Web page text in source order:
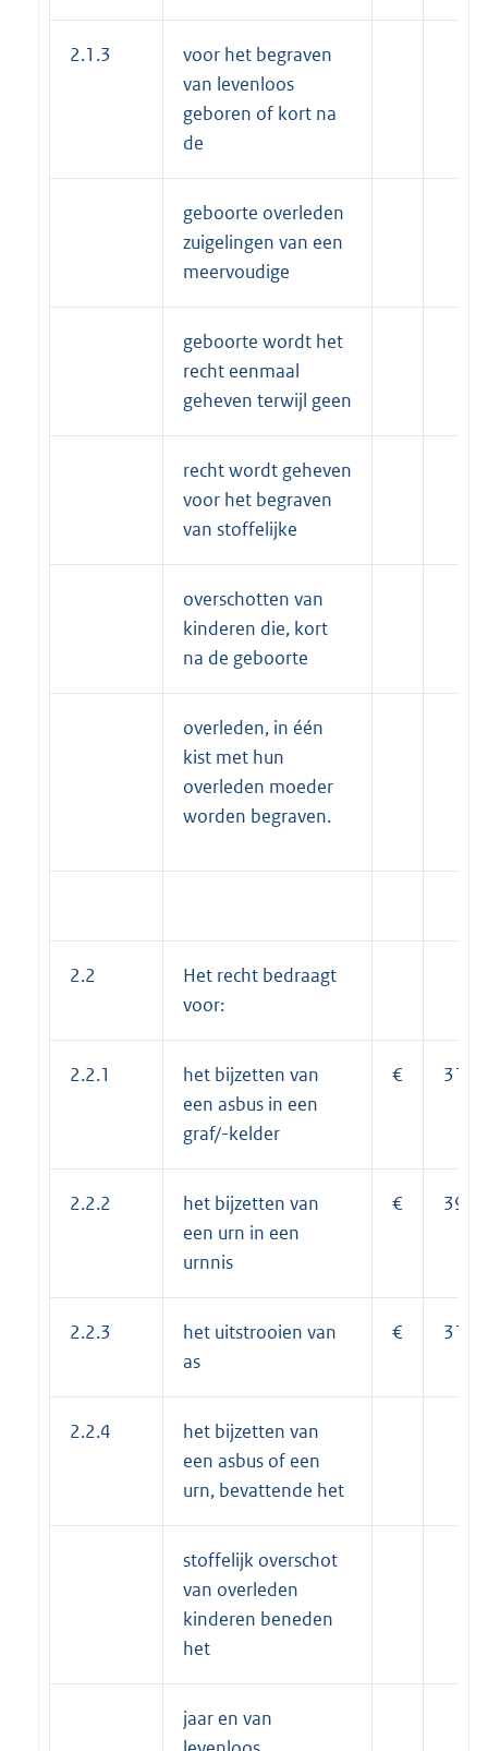
2.1.3
voor het begraven
van levenloos
geboren of kort na
de
geboorte overleden
zuigelingen van een
meervoudige
geboorte wordt het
recht eenmaal
geheven terwijl geen
recht wordt geheven
voor het begraven
van stoffelijke
overschotten van
kinderen die, kort
na de geboorte
overleden, in één
kist met hun
overleden moeder
worden begraven.
2.2
Het recht bedraagt
voor:
2.2.1
het bijzetten van
een asbus in een
graf/-kelder
€
2.2.2
het bijzetten van
een urn in een
urnnis
€
2.2.3
het uitstrooien van
as
€
2.2.4
het bijzetten van
een asbus of een
urn, bevattende het
stoffelijk overschot
van overleden
kinderen beneden
het
jaar en van